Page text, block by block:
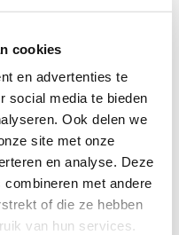
cookies
en advertenties te
social media te bieden
Ook delen we
site met onze
en analyse. Deze
met andere
of die ze hebben
van hun services.
in a newspaper
sign up to deliver
and wish you